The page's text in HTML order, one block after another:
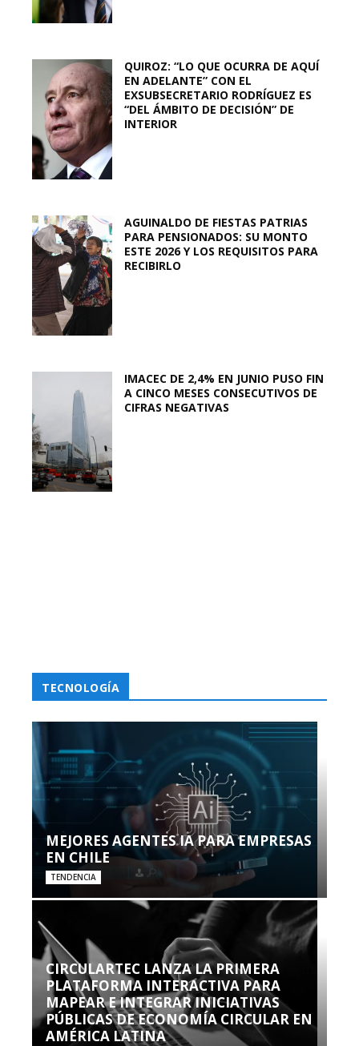
QUIROZ: “LO QUE OCURRA DE AQUÍ
EN ADELANTE” CON EL
EXSUBSECRETARIO RODRÍGUEZ ES
“DEL ÁMBITO DE DECISIÓN” DE
INTERIOR
AGUINALDO DE FIESTAS PATRIAS
PARA PENSIONADOS: SU MONTO
ESTE 2026 Y LOS REQUISITOS PARA
RECIBIRLO
IMACEC DE 2,4% EN JUNIO PUSO FIN
A CINCO MESES CONSECUTIVOS DE
CIFRAS NEGATIVAS
TECNOLOGÍA
MEJORES AGENTES IA PARA EMPRESAS
EN CHILE
TENDENCIA
CIRCULARTEC LANZA LA PRIMERA
PLATAFORMA INTERACTIVA PARA
MAPEAR E INTEGRAR INICIATIVAS
PÚBLICAS DE ECONOMÍA CIRCULAR EN
AMÉRICA LATINA